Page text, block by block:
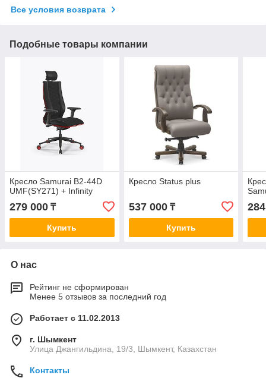
Все условия возврата
Подобные товары компании
Кресло Samurai B2-44D
UMF(SY271) + Infinity
279 000 ₸
Купить
Кресло Status plus
537 000₸
Купить
О нас
Рейтинг не сформирован
Менее 5 отзывов за последний год
Работает с 11.02.2013
г. Шымкент
Улица Джангильдина, 19/3, Шымкент, Казахстан
Контакты